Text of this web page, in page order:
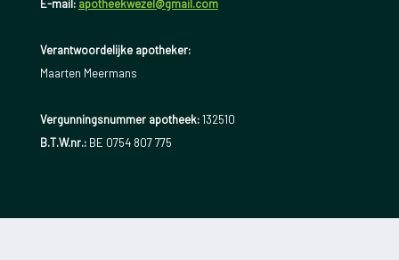
E-mail: apotheekwezel@gmail.com
Verantwoordelijke apotheker:
Maarten Meermans
Vergunningsnummer apotheek:132510
B.T.W.nr.:BE 0754 807 775